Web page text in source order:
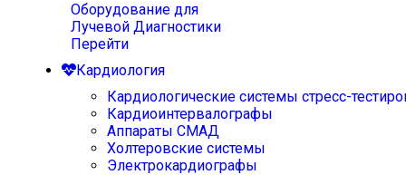
Оборудование для
Лучевой Диагностики
Перейти
Кардиология
Кардиологические системы стресс-
Кардиоинтервалографы
Аппараты СМАД
Холтеровские системы
Электрокардиографы